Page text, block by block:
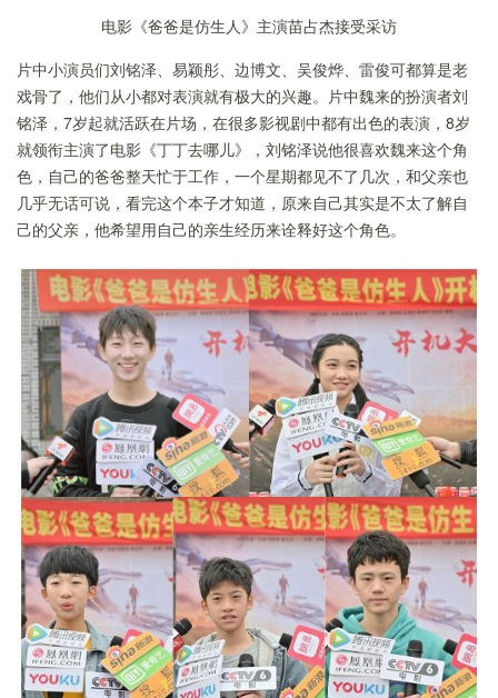
电影《爸爸是仿生人》主演苗占杰接受采访
片中小演员们刘铭泽、易颖彤、 边博文、 吴俊烨、雷俊可都算是老
戏骨了，他们从小都对表演就有极大的兴趣。片中魏来的扮演者刘
铭泽，7岁起就活跃在片场，在很多影视剧中都有出色的表演，8岁
就领衔主演了电影《丁丁去哪儿》，刘铭泽说他很喜欢魏来这个角
色，自己的爸爸整天忙于工作，一个星期都见不了几次，和父亲也
几乎无话可说，看完这个本子才知道，原来自己其实是不太了解自
己的父亲，他希望用自己的亲生经历来诠释好这个角色。